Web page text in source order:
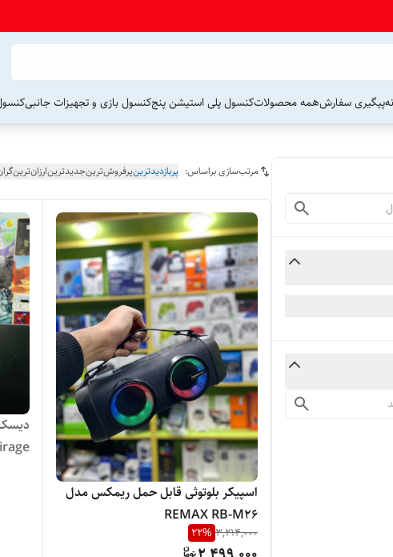
پیگیری سفارشهمه محصولاتکنسول پلی استیشن پنجکنسول بازی و تجهیزات جانبی
مرتب‌سازی براساس: پربازدیدترینپرفروش‌ترینجدیدترینارزان‌ترین
اسپیکر بلوتوثی قابل حمل ریمکس مدل
REMAX RB-M26
3,214,000
22%